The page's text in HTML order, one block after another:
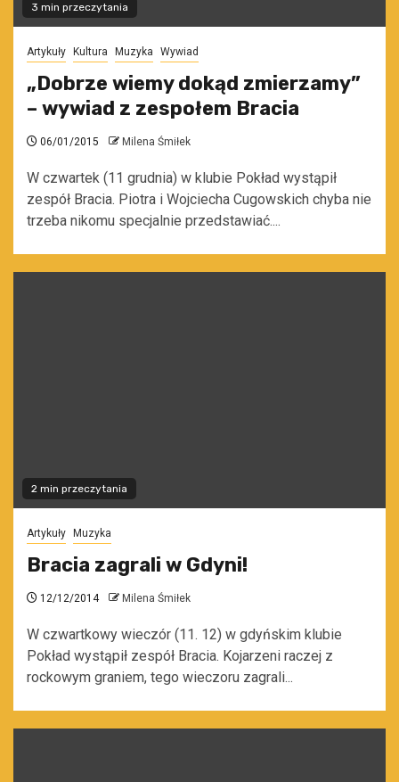
3 min przeczytania
Artykuły Kultura Muzyka Wywiad
„Dobrze wiemy dokąd zmierzamy”
– wywiad z zespołem Bracia
06/01/2015 Milena Śmiłek
W czwartek (11 grudnia) w klubie Pokład wystąpił
zespół Bracia. Piotra i Wojciecha Cugowskich chyba nie
trzeba nikomu specjalnie przedstawiać....
2 min przeczytania
Artykuły Muzyka
Bracia zagrali w Gdyni!
12/12/2014 Milena Śmiłek
W czwartkowy wieczór (11. 12) w gdyńskim klubie
Pokład wystąpił zespół Bracia. Kojarzeni raczej z
rockowym graniem, tego wieczoru zagrali...